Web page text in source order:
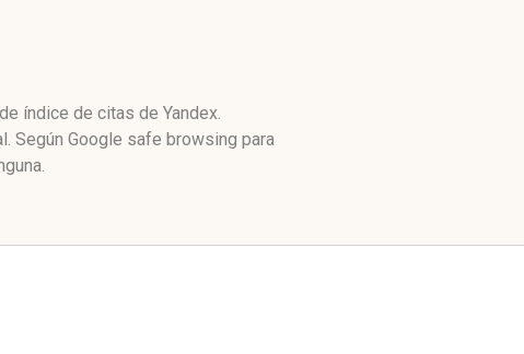
índice de citas de Yandex.
Según Google safe browsing para